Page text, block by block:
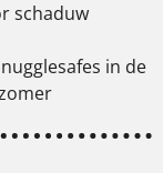
schaduw
in de